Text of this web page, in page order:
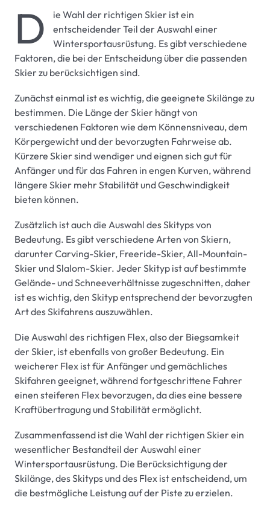
D
ie Wahl der richtigen Skier ist ein
entscheidender Teil der Auswahl einer
Wintersportausrüstung. Es gibt verschiedene
Faktoren, die bei der Entscheidung über die passenden
Skier zu berücksichtigen sind.
Zunächst einmal ist es wichtig, die geeignete Skilänge zu
bestimmen. Die Länge der Skier hängt von
verschiedenen Faktoren wie dem Könnensniveau, dem
Körpergewicht und der bevorzugten Fahrweise ab.
Kürzere Skier sind wendiger und eignen sich gut für
Anfänger und für das Fahren in engen Kurven, während
längere Skier mehr Stabilität und Geschwindigkeit
bieten können.
Zusätzlich ist auch die Auswahl des Skityps von
Bedeutung. Es gibt verschiedene Arten von Skiern,
darunter Carving-Skier, Freeride-Skier, All-Mountain-
Skier und Slalom-Skier. Jeder Skityp ist auf bestimmte
Gelände- und Schneeverhältnisse zugeschnitten, daher
ist es wichtig, den Skityp entsprechend der bevorzugten
Art des Skifahrens auszuwählen.
Die Auswahl des richtigen Flex, also der Biegsamkeit
der Skier, ist ebenfalls von großer Bedeutung. Ein
weicherer Flex ist für Anfänger und gemächliches
Skifahren geeignet, während fortgeschrittene Fahrer
einen steiferen Flex bevorzugen, da dies eine bessere
Kraftübertragung und Stabilität ermöglicht.
Zusammenfassend ist die Wahl der richtigen Skier ein
wesentlicher Bestandteil der Auswahl einer
Wintersportausrüstung. Die Berücksichtigung der
Skilänge, des Skityps und des Flex ist entscheidend, um
die bestmögliche Leistung auf der Piste zu erzielen.